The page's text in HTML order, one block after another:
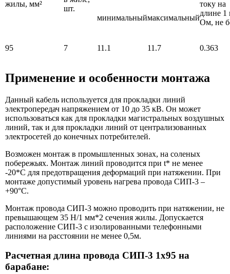
жилы, мм²
шт.
току на
длине 1
Ом, не
минимальныймаксимальный
95 7 11.1 11.7 0.363
Применение и особенности монтажа
Данный кабель используется для прокладки линий
электропередач напряжением от 10 до 35 кВ. Он может
использоваться как для прокладки магистральных воздушных
линий, так и для прокладки линий от централизованных
электросетей до конечных потребителей.
Возможен монтаж в промышленных зонах, на соленых
побережьях. Монтаж линий проводится при t* не менее
-20*С для предотвращения деформаций при натяжении. При
монтаже допустимый уровень нагрева провода СИП-3 –
+90°C.
Монтаж провода СИП-3 можно проводить при натяжении, не
превышающем 35 Н/1 мм*2 сечения жилы. Допускается
расположение СИП-3 с изолированными телефонными
линиями на расстоянии не менее 0,5м.
Расчетная длина провода СИП-3 1х95 на
барабане: